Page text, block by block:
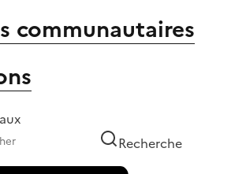
communautaires
Recherche